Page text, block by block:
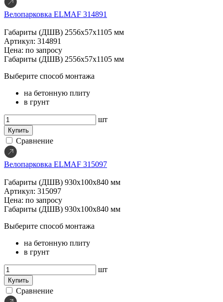
Велопарковка ELMAF 314891
Габариты (ДШВ) 2556х57х1105 мм
Артикул: 314891
Цена: по запросу
Габариты (ДШВ) 2556х57х1105 мм
Выберите способ монтажа
на бетонную плиту
в грунт
шт
Купить
Сравнение
Велопарковка ELMAF 315097
Габариты (ДШВ) 930х100х840 мм
Артикул: 315097
Цена: по запросу
Габариты (ДШВ) 930х100х840 мм
Выберите способ монтажа
на бетонную плиту
в грунт
шт
Купить
Сравнение